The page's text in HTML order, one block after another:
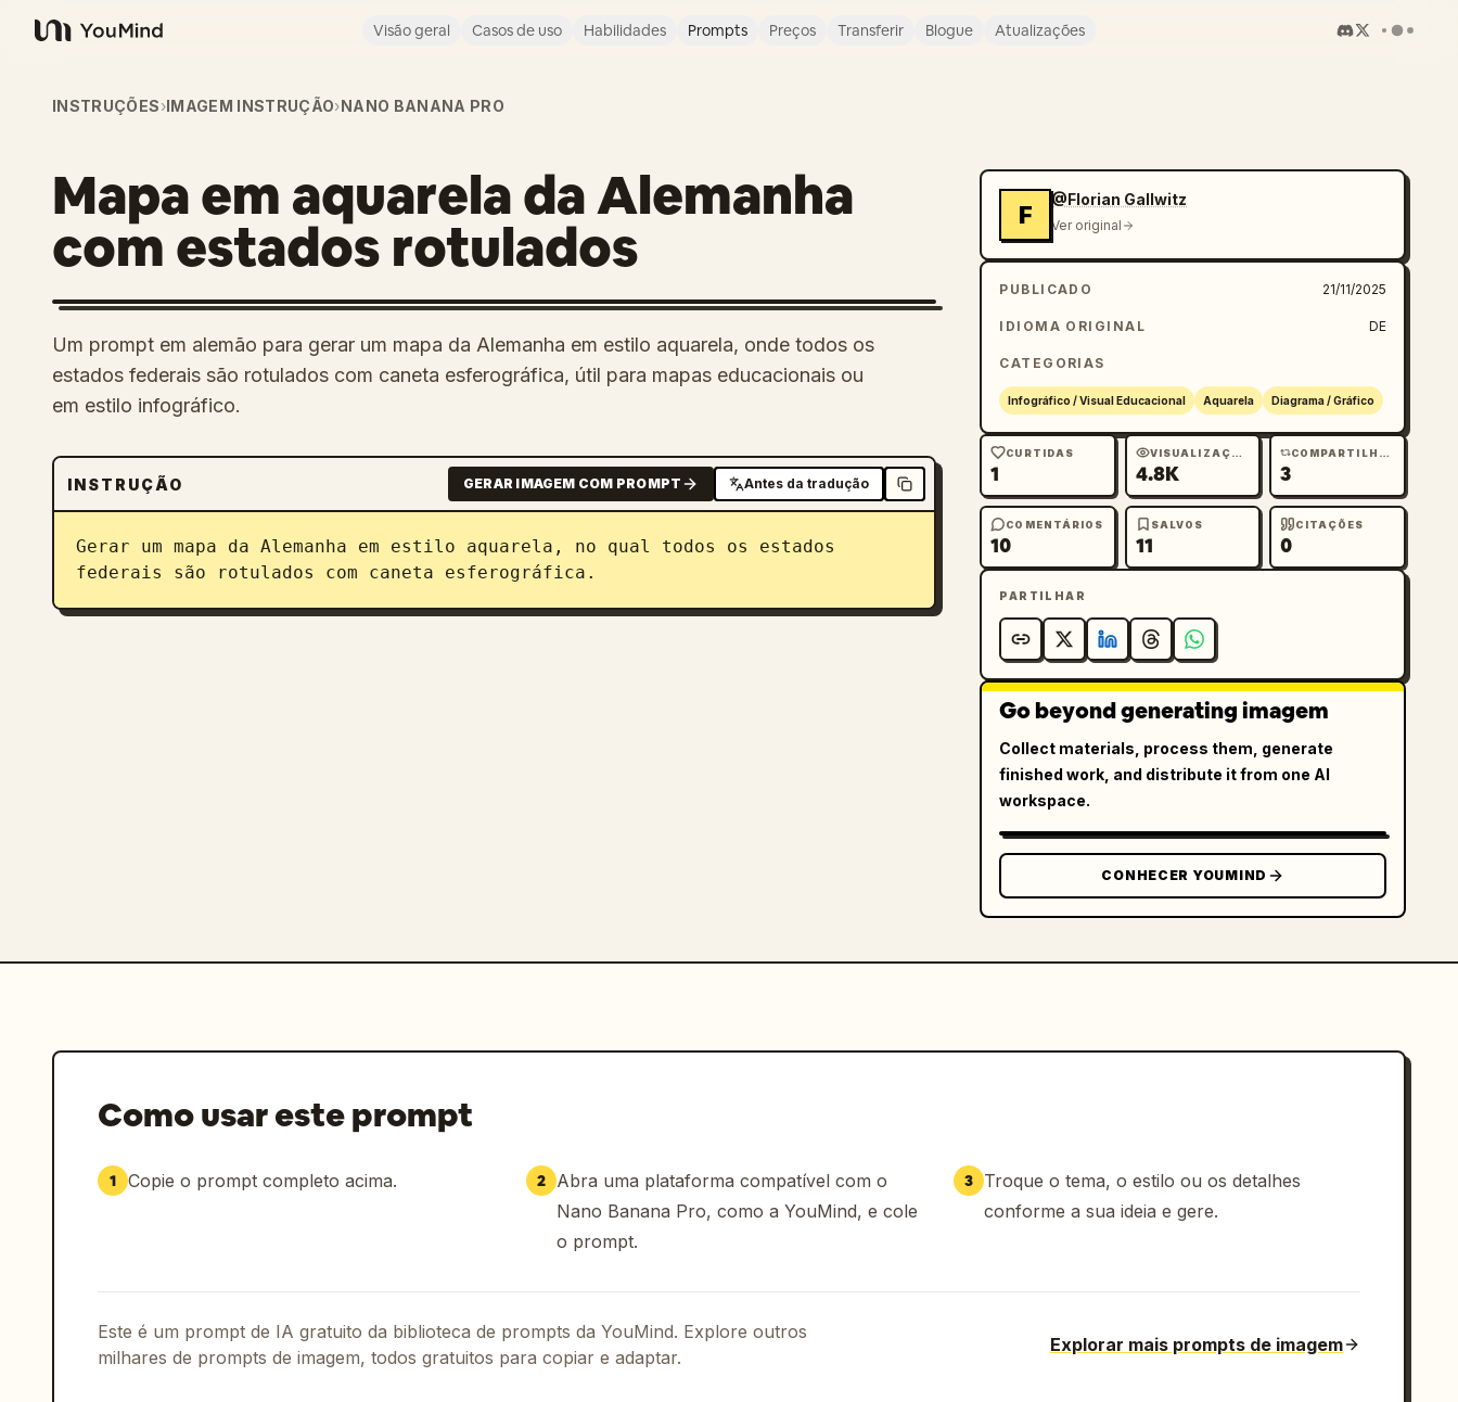
YouMind
Visão geral Casos de uso Habilidades Prompts Preços Transferir Blogue Atualizações
INSTRUÇÕES›IMAGEM INSTRUÇÃO›NANO BANANA PRO
Mapa em aquarela da Alemanha
com estados rotulados
Um prompt em alemão para gerar um mapa da Alemanha em estilo aquarela, onde todos os
estados federais são rotulados com caneta esferográfica, útil para mapas educacionais ou
em estilo infográfico.
INSTRUÇÃO GERAR IMAGEM COM PROMPT Antes da tradução
Gerar um mapa da Alemanha em estilo aquarela, no qual todos os estados
federais são rotulados com caneta esferográfica.
F
@Florian Gallwitz
Ver original
PUBLICADO 21/11/2025
IDIOMA ORIGINAL DE
CATEGORIAS
Infográfico / Visual Educacional Aquarela Diagrama / Gráfico
CURTIDAS
1
VISUALIZAÇÕES
4.8K
COMPARTILHAMENTOS
3
COMENTÁRIOS
10
SALVOS
11
CITAÇÕES
0
PARTILHAR
Go beyond generating imagem
Collect materials, process them, generate
finished work, and distribute it from one AI
workspace.
CONHECER YOUMIND
Como usar este prompt
1 Copie o prompt completo acima. 2 Abra uma plataforma compatível com o
Nano Banana Pro, como a YouMind, e cole
o prompt.
3
Troque o tema, o estilo ou os detalhes
conforme a sua ideia e gere.
Este é um prompt de IA gratuito da biblioteca de prompts da YouMind. Explore outros
milhares de prompts de imagem, todos gratuitos para copiar e adaptar.
Explorar mais prompts de imagem